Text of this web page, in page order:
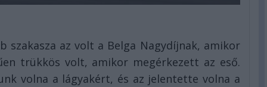
szakasza az volt a Belga Nagydíjnak, amikor
trükkös volt, amikor megérkezett az eső.
volna a lágyakért, és az jelentette volna a